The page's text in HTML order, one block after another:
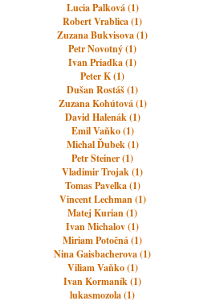
Lucia Palková (1)
Robert Vrablica (1)
Zuzana Bukvisova (1)
Petr Novotný (1)
Ivan Priadka (1)
Peter K (1)
Dušan Rostáš (1)
Zuzana Kohútová (1)
David Halenák (1)
Emil Vaňko (1)
Michal Ďubek (1)
Petr Steiner (1)
Vladimir Trojak (1)
Tomas Pavelka (1)
Vincent Lechman (1)
Matej Kurian (1)
Ivan Michalov (1)
Miriam Potočná (1)
Nina Gaisbacherova (1)
Viliam Vaňko (1)
Ivan Kormaník (1)
lukasmozola (1)